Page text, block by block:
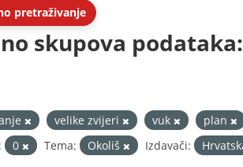
pretraživanje
skupova podataka:
velike zvijeri vuk plan
0 Tema: Okoliš Izdavači: